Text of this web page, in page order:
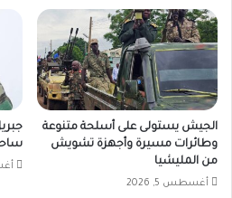
الجيش يستولى على أسلحة متنوعة
وطائرات مسيرة وأجهزة تشويش
من المليشيا
أغسطس 5, 2026